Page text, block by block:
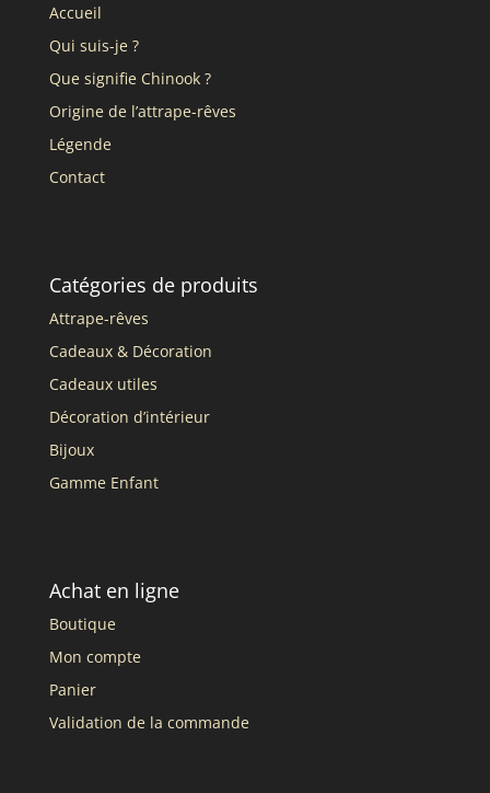
Accueil
Qui suis-je ?
Que signifie Chinook ?
Origine de l’attrape-rêves
Légende
Contact
Catégories de produits
Attrape-rêves
Cadeaux & Décoration
Cadeaux utiles
Décoration d’intérieur
Bijoux
Gamme Enfant
Achat en ligne
Boutique
Mon compte
Panier
Validation de la commande